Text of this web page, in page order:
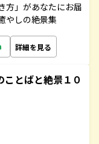
方」があなたにお届
やしの絶景集
詳細を見る
とばと絶景１０